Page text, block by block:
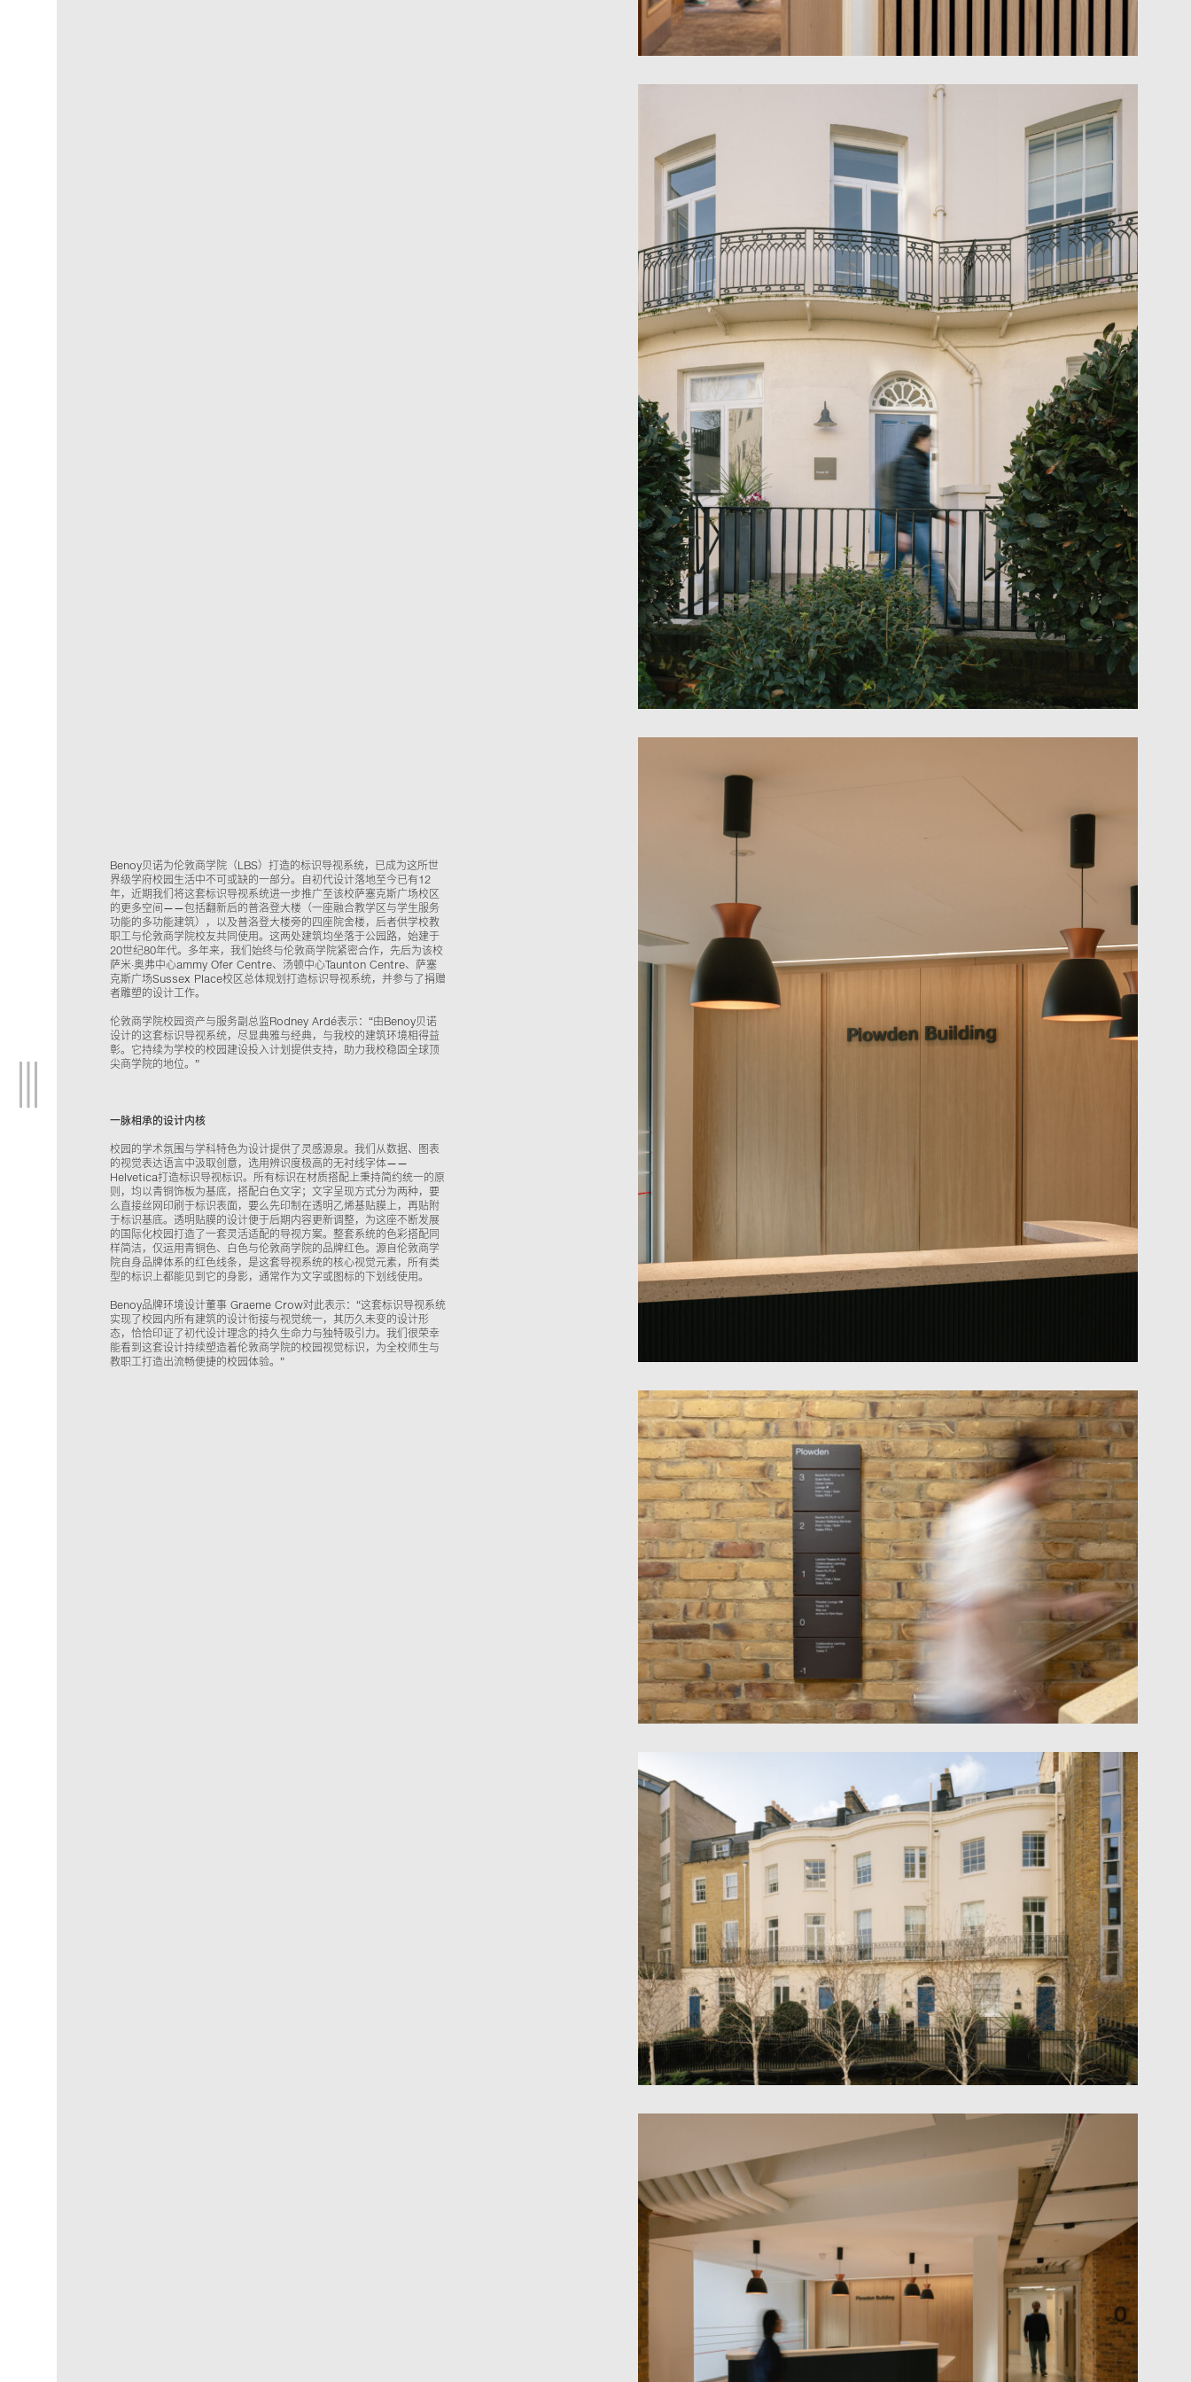
Benoy贝诺为伦敦商学院（LBS）打造的标识导视系统，已成为这所世
界级学府校园生活中不可或缺的一部分。自初代设计落地至今已有12
年，近期我们将这套标识导视系统进一步推广至该校萨塞克斯广场校区
的更多空间——包括翻新后的普洛登大楼（一座融合教学区与学生服务
功能的多功能建筑），以及普洛登大楼旁的四座院舍楼，后者供学校教
职工与伦敦商学院校友共同使用。这两处建筑均坐落于公园路，始建于
20世纪80年代。多年来，我们始终与伦敦商学院紧密合作，先后为该校
萨米·奥弗中心ammy Ofer Centre、汤顿中心Taunton Centre、萨塞
克斯广场Sussex Place校区总体规划打造标识导视系统，并参与了捐赠
者雕塑的设计工作。
伦敦商学院校园资产与服务副总监Rodney Ardé表示：“由Benoy贝诺
设计的这套标识导视系统，尽显典雅与经典，与我校的建筑环境相得益
彰。它持续为学校的校园建设投入计划提供支持，助力我校稳固全球顶
尖商学院的地位。”
一脉相承的设计内核
校园的学术氛围与学科特色为设计提供了灵感源泉。我们从数据、图表
的视觉表达语言中汲取创意，选用辨识度极高的无衬线字体——
Helvetica打造标识导视标识。所有标识在材质搭配上秉持简约统一的原
则，均以青铜饰板为基底，搭配白色文字；文字呈现方式分为两种，要
么直接丝网印刷于标识表面，要么先印制在透明乙烯基贴膜上，再贴附
于标识基底。透明贴膜的设计便于后期内容更新调整，为这座不断发展
的国际化校园打造了一套灵活适配的导视方案。整套系统的色彩搭配同
样简洁，仅运用青铜色、白色与伦敦商学院的品牌红色。源自伦敦商学
院自身品牌体系的红色线条，是这套导视系统的核心视觉元素，所有类
型的标识上都能见到它的身影，通常作为文字或图标的下划线使用。
Benoy品牌环境设计董事 Graeme Crow对此表示：“这套标识导视系统
实现了校园内所有建筑的设计衔接与视觉统一，其历久未变的设计形
态，恰恰印证了初代设计理念的持久生命力与独特吸引力。我们很荣幸
能看到这套设计持续塑造着伦敦商学院的校园视觉标识，为全校师生与
教职工打造出流畅便捷的校园体验。”